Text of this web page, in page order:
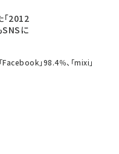
「2012
SNSに
」98.4％、「mixi」